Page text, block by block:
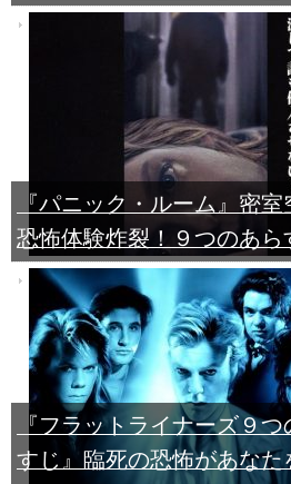
『パニック・ルーム』密室
恐怖体験炸裂！９つのあら
『フラットライナーズ９つ
すじ』臨死の恐怖があなた